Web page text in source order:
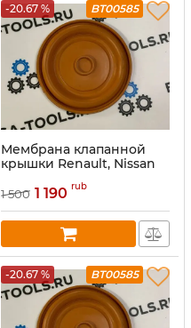
-20.67 % BT00585
Мембрана клапанной
крышки Renault, Nissan
1 500 1 190 rub
-20.67 % BT00585